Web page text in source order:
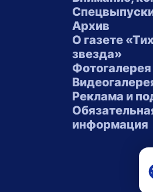
Архив
О газете
звезда»
Фотогалерея
Реклама и
информация